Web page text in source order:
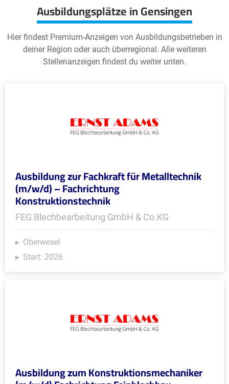
Ausbildungsplätze in Gensingen
Hier findest Premium-Anzeigen von Ausbildungsbetrieben in
deiner Region oder auch überregional. Alle weiteren
Stellenanzeigen findest du weiter unten.
Ausbildung zur Fachkraft für Metalltechnik
(m/w/d) – Fachrichtung
Konstruktionstechnik
FEG Blechbearbeitung GmbH & Co.KG
Oberwesel
Start: 2026
Ausbildung zum Konstruktionsmechaniker